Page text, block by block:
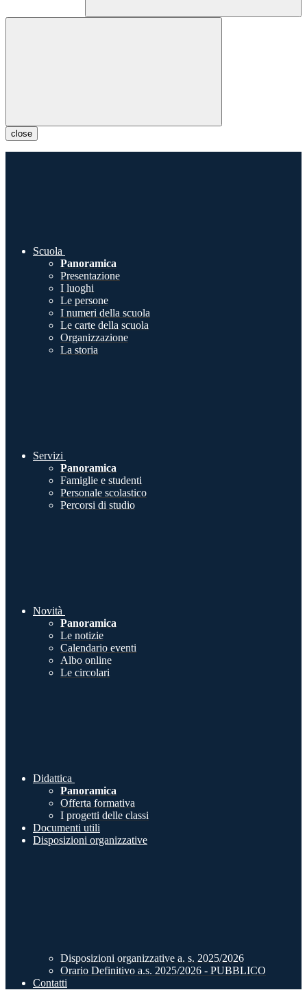
close
Scuola
Panoramica
Presentazione
I luoghi
Le persone
I numeri della scuola
Le carte della scuola
Organizzazione
La storia
Servizi
Panoramica
Famiglie e studenti
Personale scolastico
Percorsi di studio
Novità
Panoramica
Le notizie
Calendario eventi
Albo online
Le circolari
Didattica
Panoramica
Offerta formativa
I progetti delle classi
Documenti utili
Disposizioni organizzative
Disposizioni organizzative a. s. 2025/2026
Orario Definitivo a.s. 2025/2026 - PUBBLICO
Contatti